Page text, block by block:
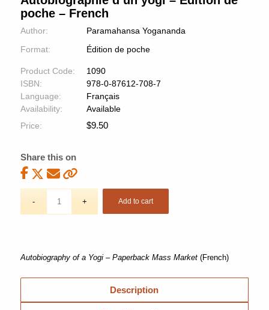
poche – French
Author:
Paramahansa Yogananda
Format:
Édition de poche
Product Code:
1090
ISBN:
978-0-87612-708-7
Language:
Français
Availability:
Available
Price:
$9.50
Share this on
Add to cart
Autobiography of a Yogi – Paperback Mass Market(French)
Description